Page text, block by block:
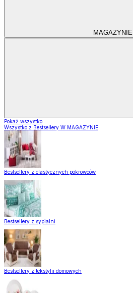
MAGAZYNIE
Pokaż wszystko
Wszystko z Bestsellery W MAGAZYNIE
Bestsellery z elastycznych pokrowców
Bestsellery z sypialni
Bestsellery z tekstylii domowych